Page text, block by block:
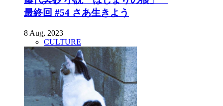
最終回 #54 さあ生きよう
8 Aug, 2023
CULTURE